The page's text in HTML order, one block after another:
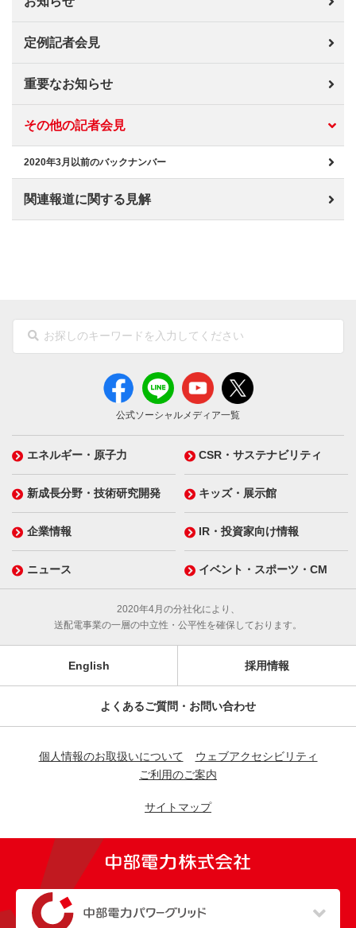
定例記者会見
重要なお知らせ
その他の記者会見
2020年3月以前のバックナンバー
関連報道に関する見解
公式ソーシャルメディア一覧
エネルギー・原子力 CSR・サステナビリティ
新成長分野・技術研究開発 キッズ・展示館
企業情報 IR・投資家向け情報
ニュース イベント・スポーツ・CM
2020年4月の分社化により、
送配電事業の一層の中立性・公平性を確保しております。
English 採用情報
よくあるご質問・お問い合わせ
個人情報のお取扱いについて
ウェブアクセシビリティ
ご利用のご案内
サイトマップ
（新しいウィンドウを開きます）